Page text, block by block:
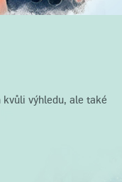
výhledu, ale také